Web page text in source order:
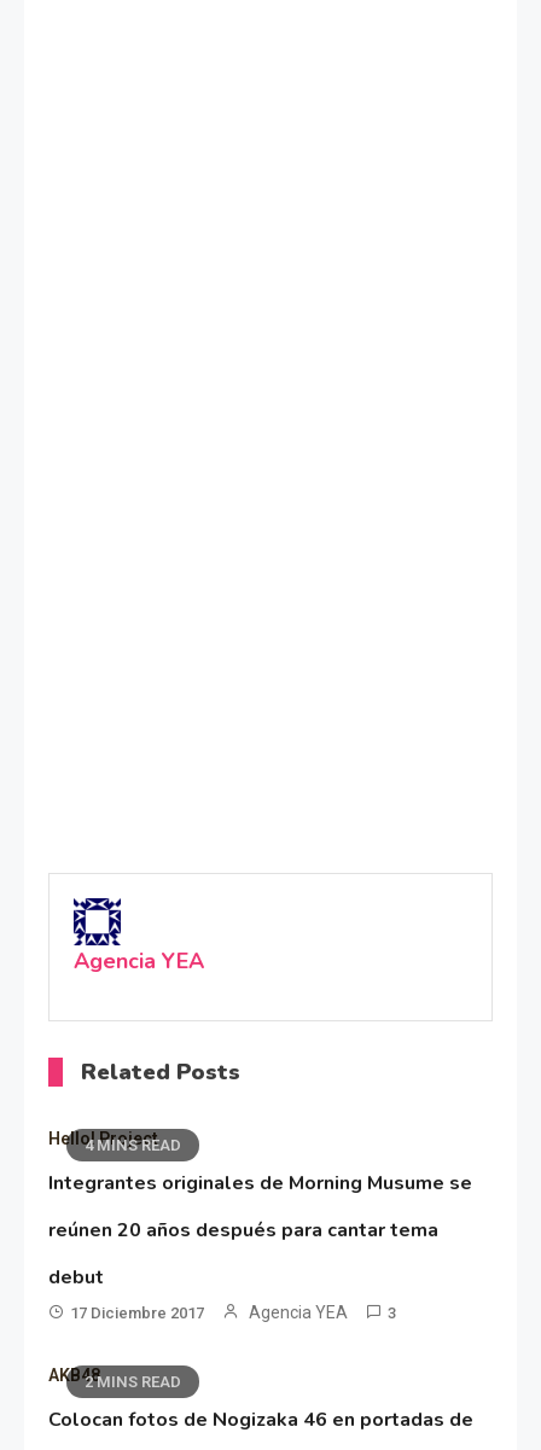
Agencia YEA
Related Posts
4 MINS READ
Hello! Project
Integrantes originales de Morning Musume se
reúnen 20 años después para cantar tema
debut
17 Diciembre 2017 Agencia YEA 3
2 MINS READ
AKB48
Colocan fotos de Nogizaka 46 en portadas de